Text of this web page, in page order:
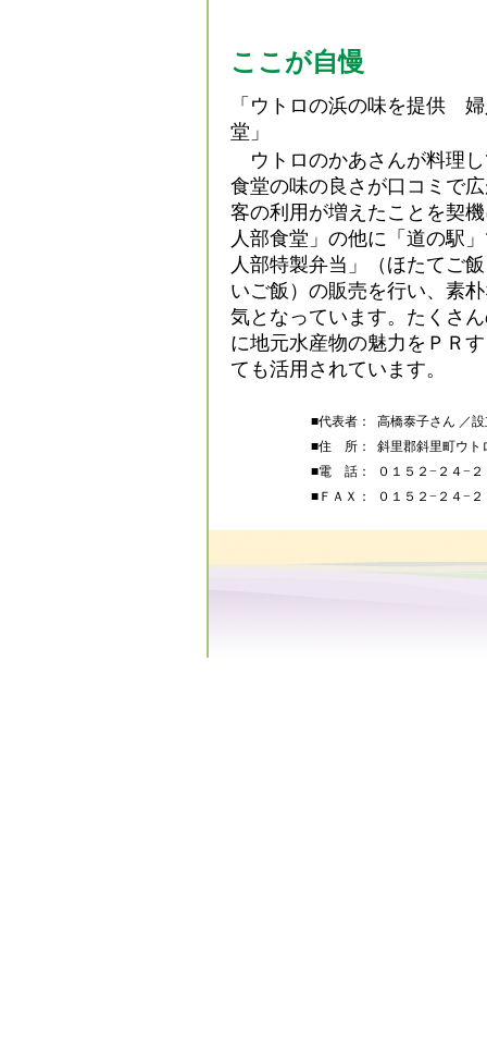
ここが自慢
「ウトロの浜の味を提供
堂」
ウトロのかあさんが料理
食堂の味の良さが口コミで
客の利用が増えたことを契
人部食堂」の他に「道の駅
人部特製弁当」（ほたてご
いご飯）の販売を行い、素
気となっています。たくさ
に地元水産物の魅力をＰＲ
ても活用されています。
■代表者：
高橋泰子さん ／
■住 所：
斜里郡斜里町ウ
■電 話：
０１５２−２４−２
■ＦＡＸ：
０１５２−２４−２